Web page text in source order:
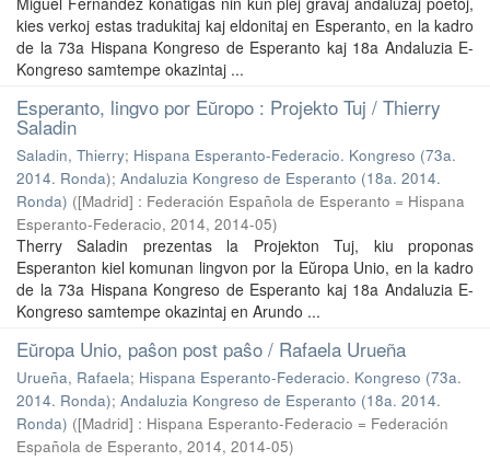
kies verkoj estas tradukitaj kaj eldonitaj en Esperanto, en la kadro
de la 73a Hispana Kongreso de Esperanto kaj 18a Andaluzia E-
Kongreso samtempe okazintaj ...
Esperanto, lingvo por Eŭropo : Projekto Tuj / Thierry
Saladin
Saladin, Thierry; Hispana Esperanto-Federacio. Kongreso (73a.
2014. Ronda); Andaluzia Kongreso de Esperanto (18a. 2014.
Ronda) ([Madrid] : Federación Española de Esperanto = Hispana
Esperanto-Federacio, 2014, 2014-05)
Therry Saladin prezentas la Projekton Tuj, kiu proponas
Esperanton kiel komunan lingvon por la Eŭropa Unio, en la kadro
de la 73a Hispana Kongreso de Esperanto kaj 18a Andaluzia E-
Kongreso samtempe okazintaj en Arundo ...
Eŭropa Unio, paŝon post paŝo / Rafaela Urueña
Urueña, Rafaela; Hispana Esperanto-Federacio. Kongreso (73a.
2014. Ronda); Andaluzia Kongreso de Esperanto (18a. 2014.
Ronda) ([Madrid] : Hispana Esperanto-Federacio = Federación
Española de Esperanto, 2014, 2014-05)